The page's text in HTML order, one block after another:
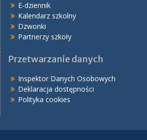
E-dziennik
Kalendarz szkolny
Dzwonki
Partnerzy szkoły
Przetwarzanie danych
Inspektor Danych Osobowych
Deklaracja dostępności
Polityka cookies